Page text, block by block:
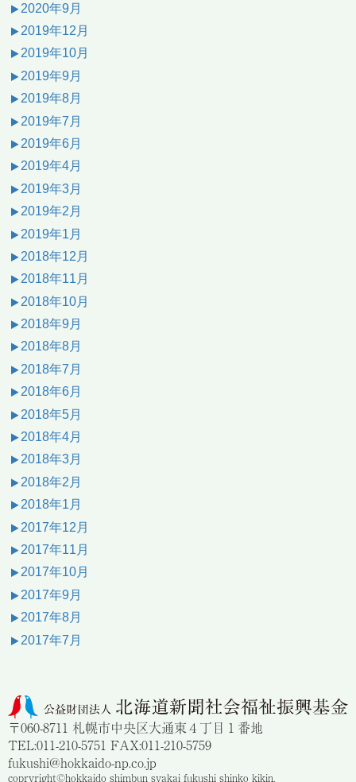
2020年9月
2019年12月
2019年10月
2019年9月
2019年8月
2019年7月
2019年6月
2019年4月
2019年3月
2019年2月
2019年1月
2018年12月
2018年11月
2018年10月
2018年9月
2018年8月
2018年7月
2018年6月
2018年5月
2018年4月
2018年3月
2018年2月
2018年1月
2017年12月
2017年11月
2017年10月
2017年9月
2017年8月
2017年7月
〒060-8711 札幌市中央区大通東４丁目１番地
TEL:011-210-5751 FAX:011-210-5759
fukushi@hokkaido-np.co.jp
copryright©hokkaido shimbun syakai fukushi shinko kikin.